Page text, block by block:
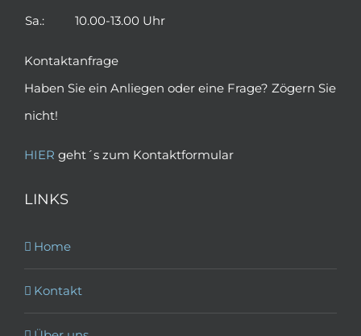
Sa.:
10.00-13.00 Uhr
Kontaktanfrage
Haben Sie ein Anliegen oder eine Frage? Zögern Sie
nicht!
HIER geht´s zum Kontaktformular
LINKS
Home
Kontakt